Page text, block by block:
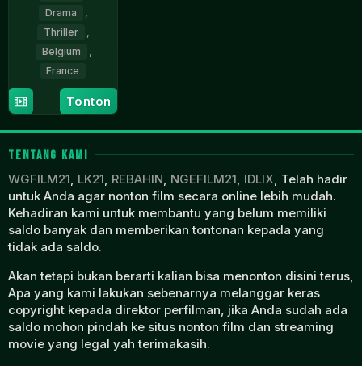
Drama
Thriller
Belgium
France
22
Aug
2018
Julien
Leclercq
Tonton
TENTANG KAMI
WGFILM21, LK21, REBAHIN, NGEFILM21, IDLIX, Telah hadir
untuk Anda agar nonton film secara online lebih mudah.
Kehadiran kami untuk membantu yang belum memiliki
saldo banyak dan memberikan tontonan kepada yang
tidak ada saldo.
Akan tetapi bukan berarti kalian bisa menonton disini terus,
Apa yang kami lakukan sebenarnya melanggar keras
copyright kepada direktor perfilman, jika Anda sudah ada
saldo mohon pindah ke situs nonton film dan streaming
movie yang legal yah terimakasih.